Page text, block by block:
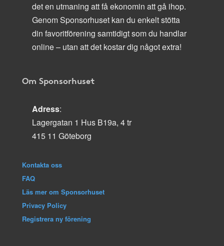
det en utmaning att få ekonomin att gå ihop.
Genom Sponsorhuset kan du enkelt stötta
din favoritförening samtidigt som du handlar
online – utan att det kostar dig något extra!
Om Sponsorhuset
Adress:
Lagergatan 1 Hus B19a, 4 tr
415 11 Göteborg
Kontakta oss
FAQ
Läs mer om Sponsorhuset
Privacy Policy
Registrera ny förening